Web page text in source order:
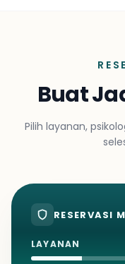
Buat
Pilih layanan,
RESERVASI
LAYANAN